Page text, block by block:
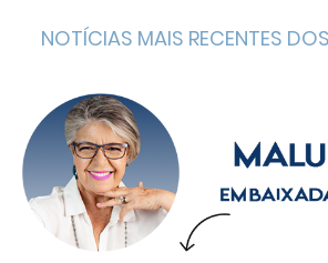
NOTÍCIAS MAIS RECENTES